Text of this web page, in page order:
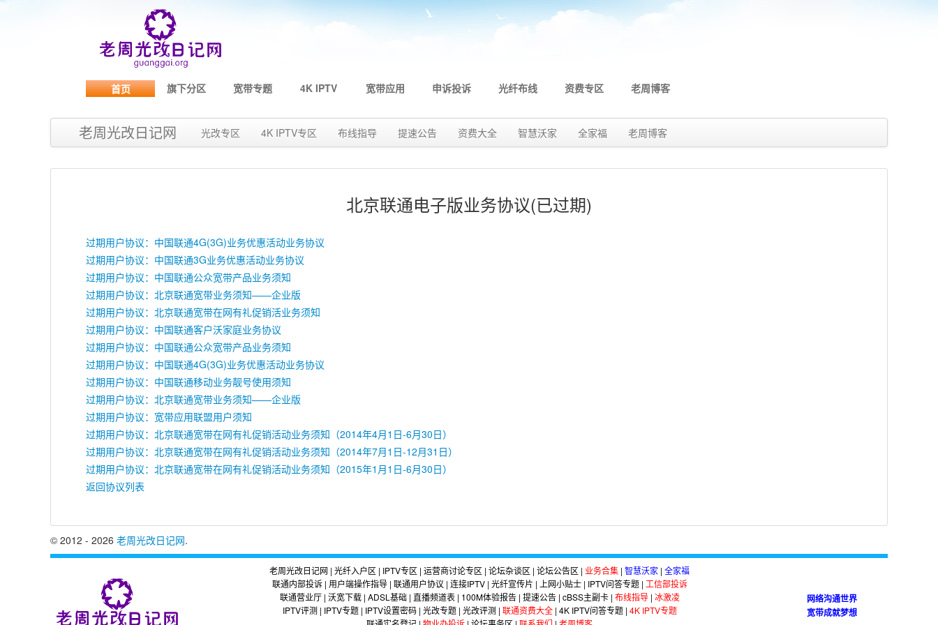
首页 旗下分区 宽带专题 4K IPTV 宽带应用 申诉投诉 光纤布线 资费专区 老周博客
老周光改日记网 光改专区 4K IPTV专区 布线指导 提速公告 资费大全 智慧沃家 全家福 老周博客
北京联通电子版业务协议(已过期)
过期用户协议：中国联通4G(3G)业务优惠活动业务协议
过期用户协议：中国联通3G业务优惠活动业务协议
过期用户协议：中国联通公众宽带产品业务须知
过期用户协议：北京联通宽带业务须知——企业版
过期用户协议：北京联通宽带在网有礼促销活业务须知
过期用户协议：中国联通客户沃家庭业务协议
过期用户协议：中国联通公众宽带产品业务须知
过期用户协议：中国联通4G(3G)业务优惠活动业务协议
过期用户协议：中国联通移动业务靓号使用须知
过期用户协议：北京联通宽带业务须知——企业版
过期用户协议：宽带应用联盟用户须知
过期用户协议：北京联通宽带在网有礼促销活动业务须知（2014年4月1日-6月30日）
过期用户协议：北京联通宽带在网有礼促销活动业务须知（2014年7月1日-12月31日）
过期用户协议：北京联通宽带在网有礼促销活动业务须知（2015年1月1日-6月30日）
返回协议列表
© 2012 - 2026 老周光改日记网.
老周光改日记网 | 光纤入户区 | IPTV专区 | 运营商讨论专区 | 论坛杂谈区 | 论坛公告区 | 业务合集 | 智慧沃家 | 全家福
联通内部投诉| 用户端操作指导| 联通用户协议 | 连接IPTV| 光纤宣传片 | 上网小贴士| IPTV问答专题| 工信部投诉
联通营业厅| 沃宽下载| ADSL基础| 直播频道表| 100M体验报告| 提速公告| cBSS主副卡| 布线指导| 冰激凌
IPTV评测| IPTV专题| IPTV设置密码| 光改专题| 光改评测| 联通资费大全| 4K IPTV问答专题| 4K IPTV专题
网络沟通世界
宽带成就梦想